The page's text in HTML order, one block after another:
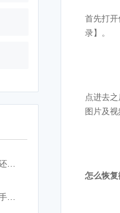
16G iPhone也升级成256G？不懂这些还真的不行！
手机备忘录怎么恢复？怎么恢复苹果手机突然消失的备忘录内容
首先打
录】。
点进去
图片及
怎么恢复